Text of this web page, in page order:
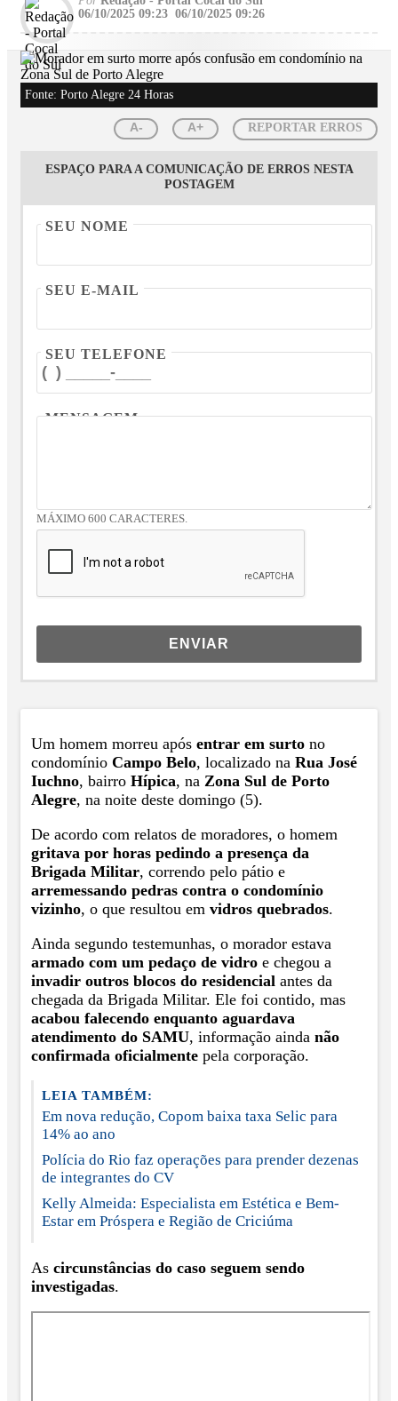
06/10/2025 09:23 06/10/2025 09:26
Fonte: Porto Alegre 24 Horas
A- A+ REPORTAR ERROS
ESPAÇO PARA A COMUNICAÇÃO DE ERROS NESTA
POSTAGEM
SEU NOME
SEU E-MAIL
SEU TELEFONE
MENSAGEM
MÁXIMO 600 CARACTERES.
ENVIAR
Um homem morreu após entrar em surto no
condomínio Campo Belo, localizado na Rua José
Iuchno, bairro Hípica, na Zona Sul de Porto
Alegre, na noite deste domingo (5).
De acordo com relatos de moradores, o homem
gritava por horas pedindo a presença da
Brigada Militar, correndo pelo pátio e
arremessando pedras contra o condomínio
vizinho, o que resultou em vidros quebrados.
Ainda segundo testemunhas, o morador estava
armado com um pedaço de vidro e chegou a
invadir outros blocos do residencial antes da
chegada da Brigada Militar. Ele foi contido, mas
acabou falecendo enquanto aguardava
atendimento do SAMU, informação ainda não
confirmada oficialmente pela corporação.
LEIA TAMBÉM:
Em nova redução, Copom baixa taxa Selic para
14% ao ano
Polícia do Rio faz operações para prender dezenas
de integrantes do CV
Kelly Almeida: Especialista em Estética e Bem-
Estar em Próspera e Região de Criciúma
As circunstâncias do caso seguem sendo
investigadas.